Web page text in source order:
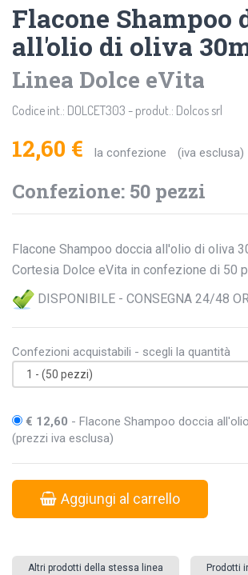
Flacone Shampoo
all'olio di oliva
Linea Dolce eVita
Codice int.: DOLCET303 - produt.: Dolcos srl
12,60 € la confezione (iva esclusa)
Confezione: 50 pezzi
Flacone Shampoo doccia all'olio di oliva
Cortesia Dolce eVita in confezione di 50
DISPONIBILE - CONSEGNA 24/48
Confezioni acquistabili - scegli la quantità
€ 12,60 - Flacone Shampoo doccia
(prezzi iva esclusa)
Aggiungi al carrello
Altri prodotti della stessa linea Prodotti